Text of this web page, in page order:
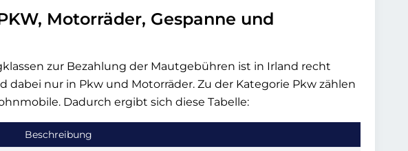
Motorräder, Gespanne und
zur Bezahlung der Mautgebühren ist in Irland recht
dabei nur in Pkw und Motorräder. Zu der Kategorie Pkw zählen
Dadurch ergibt sich diese Tabelle:
Beschreibung